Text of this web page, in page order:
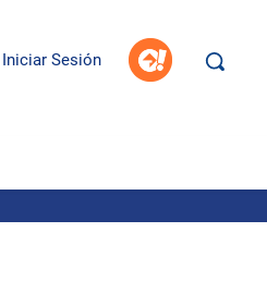
Iniciar Sesión